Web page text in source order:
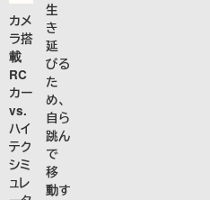
カメ
ラ搭
載
RC
カー
vs.
ハイ
テク
シミ
ュレ
生
き
延
びる
た
め、
自ら
跳ん
で
移
動す